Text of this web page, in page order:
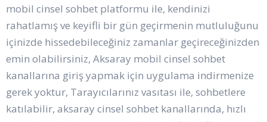
mobil cinsel sohbet platformu ile, kendinizi
rahatlamış ve keyifli bir gün geçirmenin mutluluğunu
içinizde hissedebileceğiniz zamanlar geçireceğinizden
emin olabilirsiniz, Aksaray mobil cinsel sohbet
kanallarına giriş yapmak için uygulama indirmenize
gerek yoktur, Tarayıcılarınız vasıtası ile, sohbetlere
katılabilir, aksaray cinsel sohbet kanallarında, hızlı